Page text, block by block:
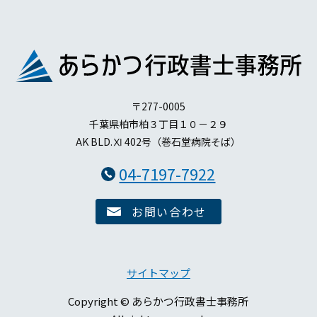
〒277-0005
千葉県柏市柏３丁目１０－２９
AK BLD.Ⅺ 402号（巻石堂病院そば）
04-7197-7922
お問い合わせ
サイトマップ
Copyright © あらかつ行政書士事務所